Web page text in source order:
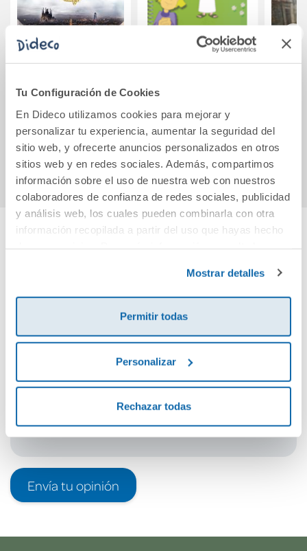
Tu Configuración de Cookies
En Dideco utilizamos cookies para mejorar y
personalizar tu experiencia, aumentar la seguridad del
sitio web, y ofrecerte anuncios personalizados en otros
sitios web y en redes sociales. Además, compartimos
información sobre el uso de nuestra web con nuestros
colaboradores de confianza de redes sociales, publicidad
y análisis web, los cuales pueden combinarla con otra
información recopilada a partir del uso que hayas hecho
Mostrar detalles
Permitir todas
Personalizar
Rechazar todas
rústica)
21,90€
Comprar
10,85€
Comprar
Cuéntanos tu opinión
Debes iniciar sesión para poder valorarlo
Envía tu opinión